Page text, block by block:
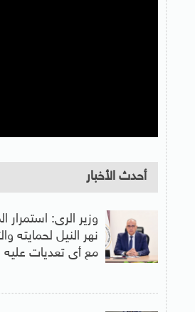
أحدث الأخبار
وزير الرى: استمرار
نهر النيل لحمايته
مع أى تعديات عليه